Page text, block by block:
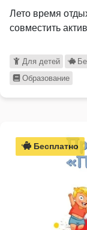
Лето время
совместить
Для детей
Образование
Бесплатно